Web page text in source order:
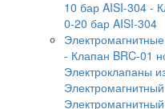
10 бар AISI-304 -
0-20 бар AISI-304
- Клапан BRC-01
Электроклапаны